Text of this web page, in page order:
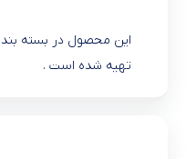
این محصول در بسته
تهیه شده است .